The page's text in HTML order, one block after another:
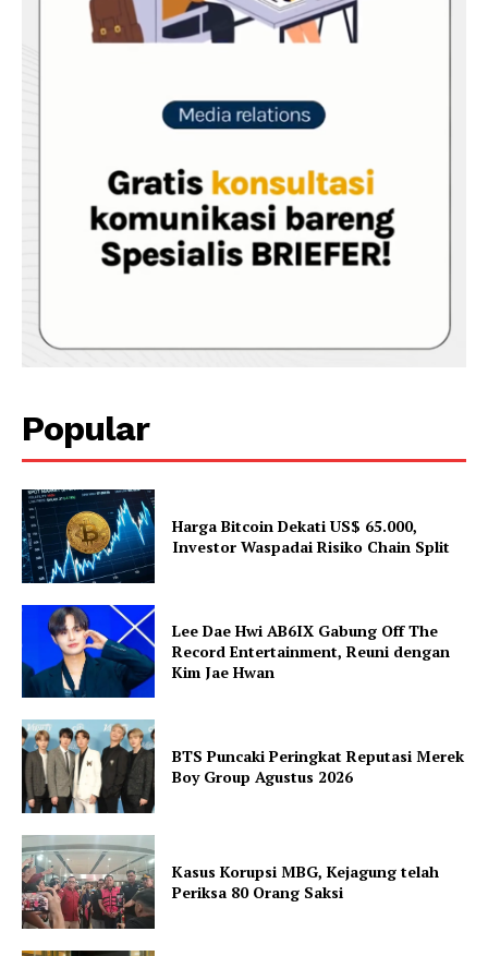
Popular
Harga Bitcoin Dekati US$ 65.000,
Investor Waspadai Risiko Chain Split
Lee Dae Hwi AB6IX Gabung Off The
Record Entertainment, Reuni dengan
Kim Jae Hwan
BTS Puncaki Peringkat Reputasi Merek
Boy Group Agustus 2026
Kasus Korupsi MBG, Kejagung telah
Periksa 80 Orang Saksi